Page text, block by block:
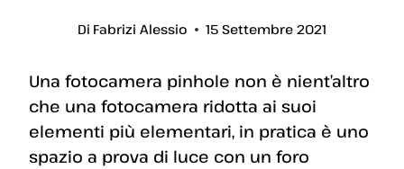
Di Fabrizi Alessio 15 Settembre 2021
Una fotocamera pinhole non è nient’altro
che una fotocamera ridotta ai suoi
elementi più elementari, in pratica è uno
spazio a prova di luce con un foro